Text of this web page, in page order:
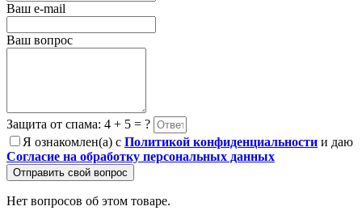
Ваш e-mail
Ваш вопрос
Защита от спама: 4 + 5 = ?
Я ознакомлен(а) с Политикой конфиденциальности и даю
Согласие на обработку персональных данных
Отправить свой вопрос
Нет вопросов об этом товаре.